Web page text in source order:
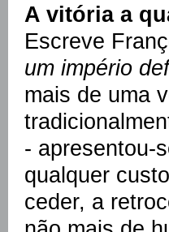
A vitória a
Escreve
um império
mais de uma
- apresentou-
qualquer
ceder, a